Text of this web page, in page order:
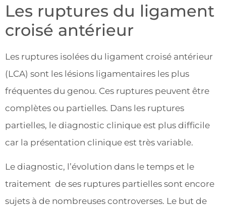
Les ruptures du ligament
croisé antérieur
Les ruptures isolées du ligament croisé antérieur
(LCA) sont les lésions ligamentaires les plus
fréquentes du genou. Ces ruptures peuvent être
complètes ou partielles. Dans les ruptures
partielles, le diagnostic clinique est plus difficile
car la présentation clinique est très variable.
Le diagnostic, l’évolution dans le temps et le
traitement de ses ruptures partielles sont encore
sujets à de nombreuses controverses. Le but de